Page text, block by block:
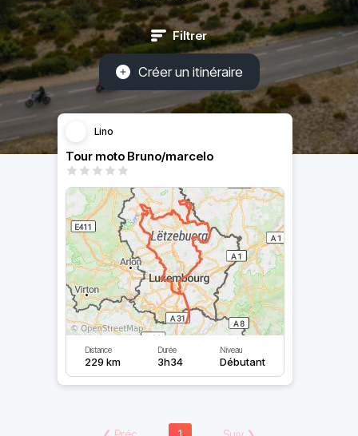
Filtrer
Créer un itinéraire
Lino
Tour moto Bruno/marcelo
Distance
229 km
Durée
3h34
Niveau
Débutant